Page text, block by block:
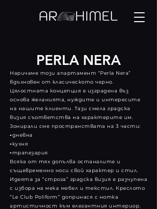
PERLA NERA
Наричаме този апартамент “Perla Nera”
вдъхновен от класическото черно.
Цялостната концепция е изградена въз
основа желанията, нуждите и интересите
на нашите клиенти. Тази смела градска
визия съответства на характерите им.
Зонирали сме пространствата на 3 части:
▪️дневна
▪️кухня
▪️трапезария
Всяка от тях допълва останалите и
същевременно носи свой характер и стил.
Идеята за “строга” градска визия е разчупена
с избора на мека мебел и текстил. Креслото
“Le Club Poliform” допринася с нотка
артистичност към елегантния интериор.